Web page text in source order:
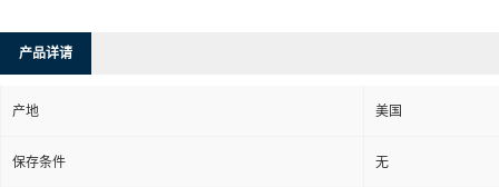
产品详请
产地 美国
保存条件 无